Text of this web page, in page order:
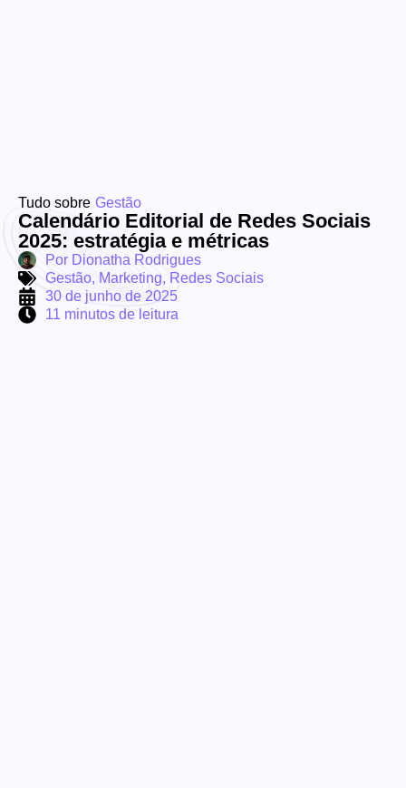
Tudo sobre Gestão
Calendário Editorial de Redes Sociais
2025: estratégia e métricas
Por Dionatha Rodrigues
Gestão, Marketing, Redes Sociais
30 de junho de 2025
11 minutos de leitura